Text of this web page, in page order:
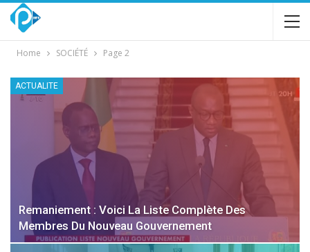
Home SOCIÉTÉ Page 2
ACTUALITE
Remaniement : Voici La Liste Complète Des
Membres Du Nouveau Gouvernement